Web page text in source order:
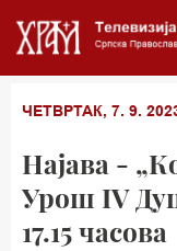
ЧЕТВРТАК, 7. 9.
Најава -
Урош IV
17.15 часова